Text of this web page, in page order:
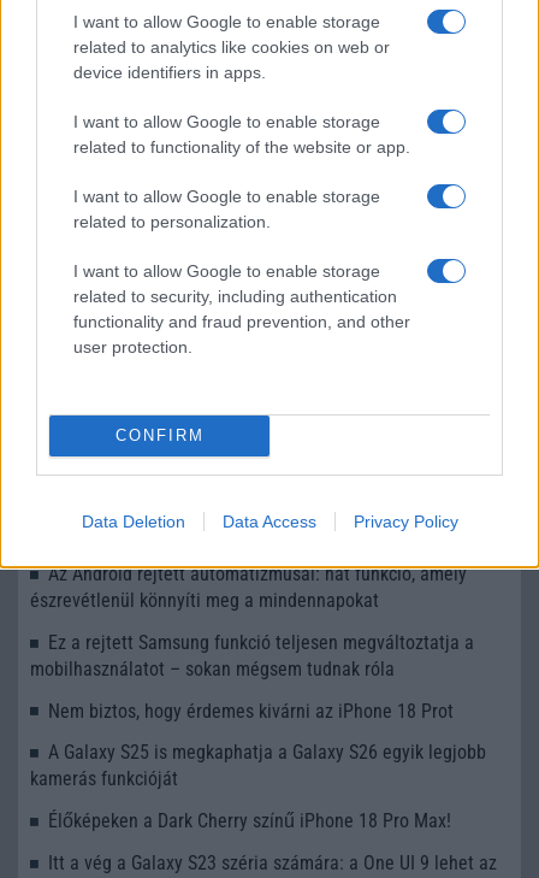
I want to allow Google to enable storage
related to analytics like cookies on web or
device identifiers in apps.
I want to allow Google to enable storage
related to functionality of the website or app.
I want to allow Google to enable storage
related to personalization.
I want to allow Google to enable storage
related to security, including authentication
functionality and fraud prevention, and other
user protection.
CONFIRM
Data Deletion Data Access Privacy Policy
Festési hibásak az iPhone 15 Pro és Pro Max-ok, de az
ujjlenyomat miatt színeződnek is
Újabb hibás iPhone 15 Pro-kat mutatunk
Az Apple megerősítette, az iPhone 15 Pro tok nélküli
tartása átmenetileg megváltoztatja a színét
Ez az oka annak, hogy az iPhone 15 nem tudja futtatni az
Apple Intelligence-t, az iPhone 15 Pro pedig de
További hírek
Számos népszerű Samsung Galaxy készülék kimarad a One
UI 9 frissítésből – itt a lista az érintett modellekről
Apple az új csúcsmobilokról
Az Android rejtett automatizmusai: hat funkció, amely
észrevétlenül könnyíti meg a mindennapokat
Ez a rejtett Samsung funkció teljesen megváltoztatja a
mobilhasználatot – sokan mégsem tudnak róla
Nem biztos, hogy érdemes kivárni az iPhone 18 Prot
A Galaxy S25 is megkaphatja a Galaxy S26 egyik legjobb
kamerás funkcióját
Élőképeken a Dark Cherry színű iPhone 18 Pro Max!
Itt a vég a Galaxy S23 széria számára: a One UI 9 lehet az